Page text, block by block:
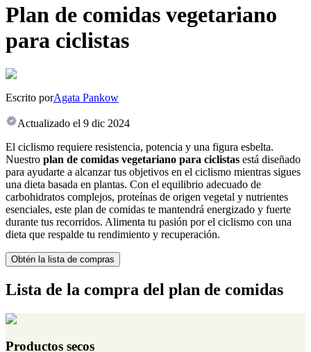
Plan de comidas vegetariano
para ciclistas
Escrito porAgata Pankow
Actualizado el 9 dic 2024
El ciclismo requiere resistencia, potencia y una figura esbelta.
Nuestro plan de comidas vegetariano para ciclistas está diseñado
para ayudarte a alcanzar tus objetivos en el ciclismo mientras sigues
una dieta basada en plantas. Con el equilibrio adecuado de
carbohidratos complejos, proteínas de origen vegetal y nutrientes
esenciales, este plan de comidas te mantendrá energizado y fuerte
durante tus recorridos. Alimenta tu pasión por el ciclismo con una
dieta que respalde tu rendimiento y recuperación.
Obtén la lista de compras
Lista de la compra del plan de comidas
Productos secos